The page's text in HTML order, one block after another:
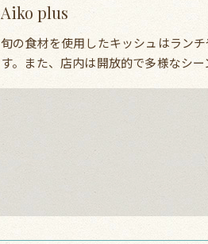
Aiko plus
旬の食材を使用したキッシュはラン
す。また、店内は開放的で多様なシ